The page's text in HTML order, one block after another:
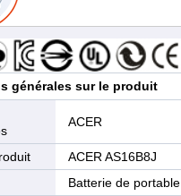
générales sur le produit
ACER
ACER AS16B8J
Batterie de portable